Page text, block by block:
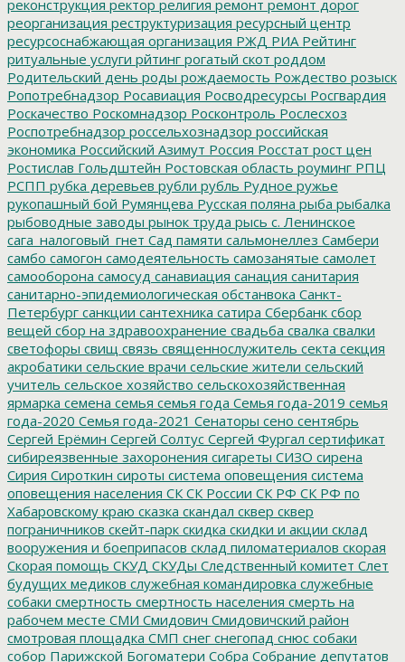
реконструкция ректор религия ремонт ремонт дорог
реорганизация реструктуризация ресурсный центр
ресурсоснабжающая организация РЖД РИА Рейтинг
ритуальные услуги рйтинг рогатый скот роддом
Родительский день роды рождаемость Рождество розыск
Ропотребнадзор Росавиация Росводресурсы Росгвардия
Роскачество Роскомнадзор Росконтроль Рослесхоз
Роспотребнадзор россельхознадзор российская
экономика Российский Азимут Россия Росстат рост цен
Ростислав Гольдштейн Ростовская область роуминг РПЦ
РСПП рубка деревьев рубли рубль Рудное ружье
рукопашный бой Румянцева Русская поляна рыба рыбалка
рыбоводные заводы рынок труда рысь с. Ленинское
сага_налоговый_гнет Сад памяти сальмонеллез Самбери
самбо самогон самодеятельность самозанятые самолет
самооборона самосуд санавиация санация санитария
санитарно-эпидемиологическая обстанвока Санкт-
Петербург санкции сантехника сатира Сбербанк сбор
вещей сбор на здравоохранение свадьба свалка свалки
светофоры свищ связь священнослужитель секта секция
акробатики сельские врачи сельские жители сельский
учитель сельское хозяйство сельскохозяйственная
ярмарка семена семья семья года Семья года-2019 семья
года-2020 Семья года-2021 Сенаторы сено сентябрь
Сергей Ерёмин Сергей Солтус Сергей Фургал сертификат
сибиреязвенные захоронения сигареты СИЗО сирена
Сирия Сироткин сироты система оповещения система
оповещения населения СКСК России СК РФ СК РФ по
Хабаровскому краю сказка скандал сквер сквер
пограничников скейт-парк скидка скидки и акции склад
вооружения и боеприпасов склад пиломатериалов скорая
Скорая помощь СКУД СКУДы Следственный комитет Слет
будущих медиков служебная командировка служебные
собаки смертность смертность населения смерть на
рабочем месте СМИ Смидович Смидовичский район
смотровая площадка СМП снег снегопад снюс собаки
собор Парижской Богоматери Собра Собрание депутатов